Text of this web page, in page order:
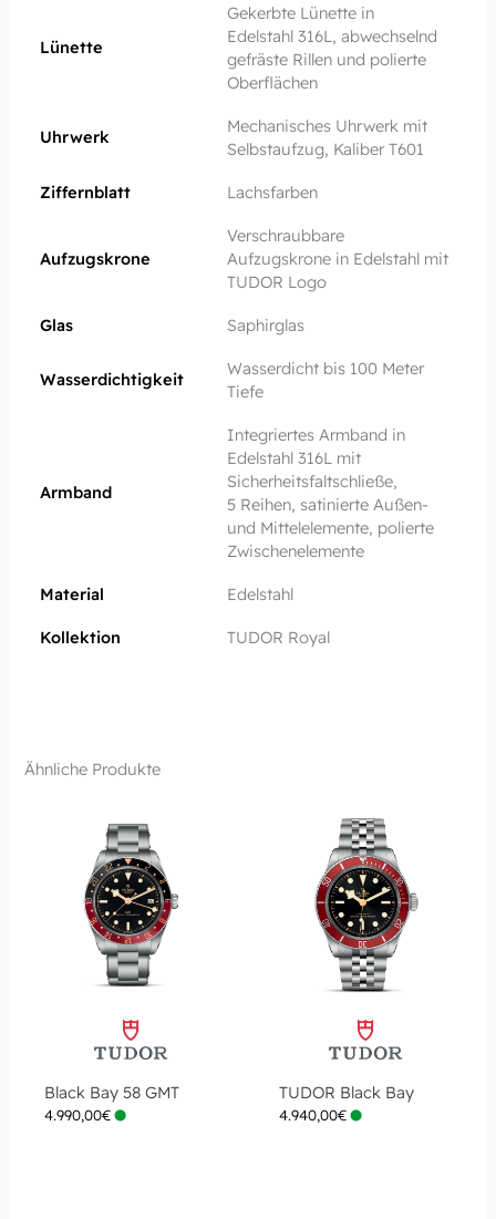
Lünette
Gekerbte Lünette in
Edelstahl 316L, abwechselnd
gefräste Rillen und polierte
Oberflächen
Uhrwerk
Mechanisches Uhrwerk mit
Selbstaufzug, Kaliber T601
Ziffernblatt Lachsfarben
Aufzugskrone
Verschraubbare
Aufzugskrone in Edelstahl mit
TUDOR Logo
Glas Saphirglas
Wasserdichtigkeit
Wasserdicht bis 100 Meter
Tiefe
Armband
Integriertes Armband in
Edelstahl 316L mit
Sicherheits­faltschließe,
5 Reihen, satinierte Außen-
und Mittelelemente, polierte
Zwischenelemente
Material Edelstahl
Kollektion TUDOR Royal
Ähnliche Produkte
Black Bay 58 GMT
4.990,00€
TUDOR Black Bay
4.940,00€